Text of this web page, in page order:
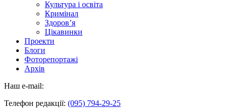
Культура і освіта
Кримінал
Здоров’я
Цікавинки
Проекти
Блоги
Фоторепортажі
Архів
Наш e-mail:
Телефон редакції: (095) 794-29-25